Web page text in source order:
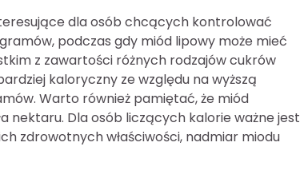
dla osób chcących kontrolować
podczas gdy miód lipowy może mieć
z zawartości różnych rodzajów cukrów
kaloryczny ze względu na wyższą
Warto również pamiętać, że miód
nektaru. Dla osób liczących kalorie ważne jest
zdrowotnych właściwości, nadmiar miodu